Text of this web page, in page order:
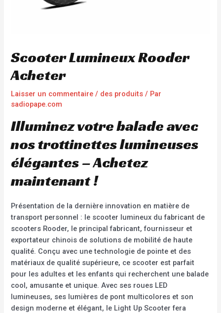
Scooter Lumineux Rooder
Acheter
Laisser un commentaire / des produits / Par
sadiopape.com
Illuminez votre balade avec
nos trottinettes lumineuses
élégantes – Achetez
maintenant !
Présentation de la dernière innovation en matière de
transport personnel : le scooter lumineux du fabricant de
scooters Rooder, le principal fabricant, fournisseur et
exportateur chinois de solutions de mobilité de haute
qualité. Conçu avec une technologie de pointe et des
matériaux de qualité supérieure, ce scooter est parfait
pour les adultes et les enfants qui recherchent une balade
cool, amusante et unique. Avec ses roues LED
lumineuses, ses lumières de pont multicolores et son
design moderne et élégant, le Light Up Scooter fera